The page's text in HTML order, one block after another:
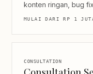
konten ringan, bug
MULAI DARIRP 1
CONSULTATION